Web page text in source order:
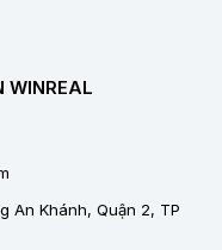
WINREAL
An Khánh, Quận 2, TP